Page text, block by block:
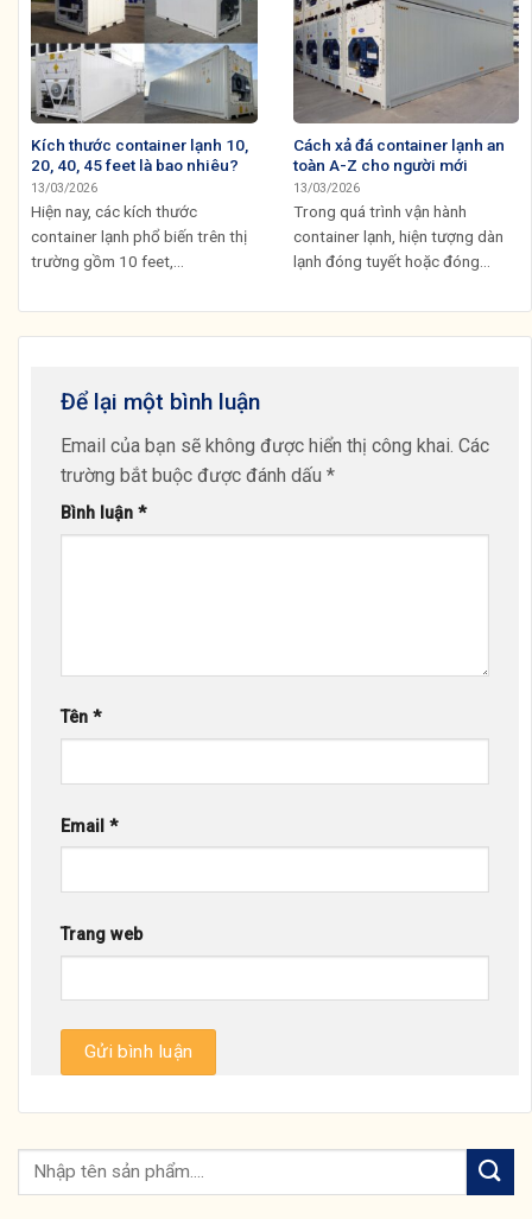
Kích thước container lạnh 10,
20, 40, 45 feet là bao nhiêu?
13/03/2026
Hiện nay, các kích thước
container lạnh phổ biến trên thị
trường gồm 10 feet,...
Cách xả đá container lạnh an
toàn A-Z cho người mới
13/03/2026
Trong quá trình vận hành
container lạnh, hiện tượng dàn
lạnh đóng tuyết hoặc đóng...
Để lại một bình luận
Email của bạn sẽ không được hiển thị công khai. Các
trường bắt buộc được đánh dấu *
Bình luận *
Tên *
Email *
Trang web